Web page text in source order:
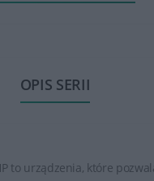
OPIS SERII
to urządzenia, które